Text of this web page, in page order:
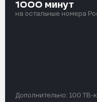
1000 минут
на остальные номера
Дополнительно: 100 ТВ-